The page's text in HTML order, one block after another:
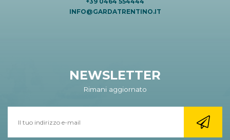
INFO@GARDATRENTINO.IT
NEWSLETTER
Rimani aggiornato